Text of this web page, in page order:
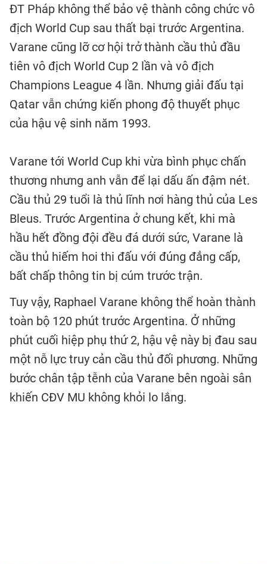
ĐT Pháp không thể bảo vệ thành công chức vô
địch World Cup sau thất bại trước Argentina.
Varane cũng lỡ cơ hội trở thành cầu thủ đầu
tiên vô địch World Cup 2 lần và vô địch
Champions League 4 lần. Nhưng giải đấu tại
Qatar vẫn chứng kiến phong độ thuyết phục
của hậu vệ sinh năm 1993.
Varane tới World Cup khi vừa bình phục chấn
thương nhưng anh vẫn để lại dấu ấn đậm nét.
Cầu thủ 29 tuổi là thủ lĩnh nơi hàng thủ của Les
Bleus. Trước Argentina ở chung kết, khi mà
hầu hết đồng đội đều đá dưới sức, Varane là
cầu thủ hiếm hoi thi đấu với đúng đẳng cấp,
bất chấp thông tin bị cúm trước trận.
Tuy vậy, Raphael Varane không thể hoàn thành
toàn bộ 120 phút trước Argentina. Ở những
phút cuối hiệp phụ thứ 2, hậu vệ này bị đau sau
một nỗ lực truy cản cầu thủ đối phương. Những
bước chân tập tễnh của Varane bên ngoài sân
khiến CĐV MU không khỏi lo lắng.